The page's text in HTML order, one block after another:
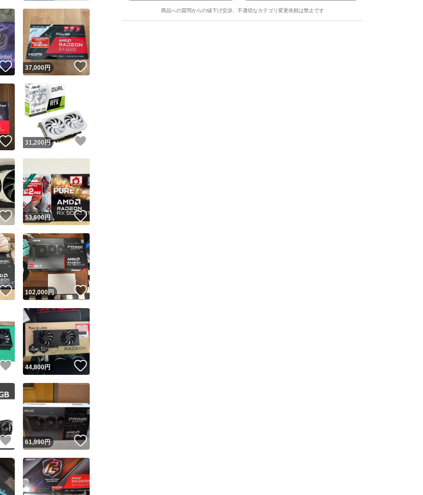
#CPUクーラー
#空冷
一定の基準を満たしたユーザーにバッジを付与しています
Yahoo!フリマの基準をクリアした安心・安全なユーザーです
このユーザーはYahoo!フリマの取引を完了させた実績があります
このユーザーは他フリマサービスでの取引実績があります
づく表示であり、発送を保証しているものではありません
送
このユーザーは高頻度で24時間以内＆設定した発送日数内に発送してい
ます
このユーザーは高頻度で24時間以内に発送しています
このユーザーは設定した発送日数内に発送しています
商品への質問からの値下げ交渉、不適切なカテゴリ変更依頼は禁止です
この商品の情報をコピーします
断転載は禁止されています
品につき1回です
出品ページへ
いいね！
37,000円 いいね！
いいね！
31,200 円
いいね！
53,600円 いいね！
いいね！
102,000円 いいね！
いいね！
44,800円
いいね！
61,990円 いいね！